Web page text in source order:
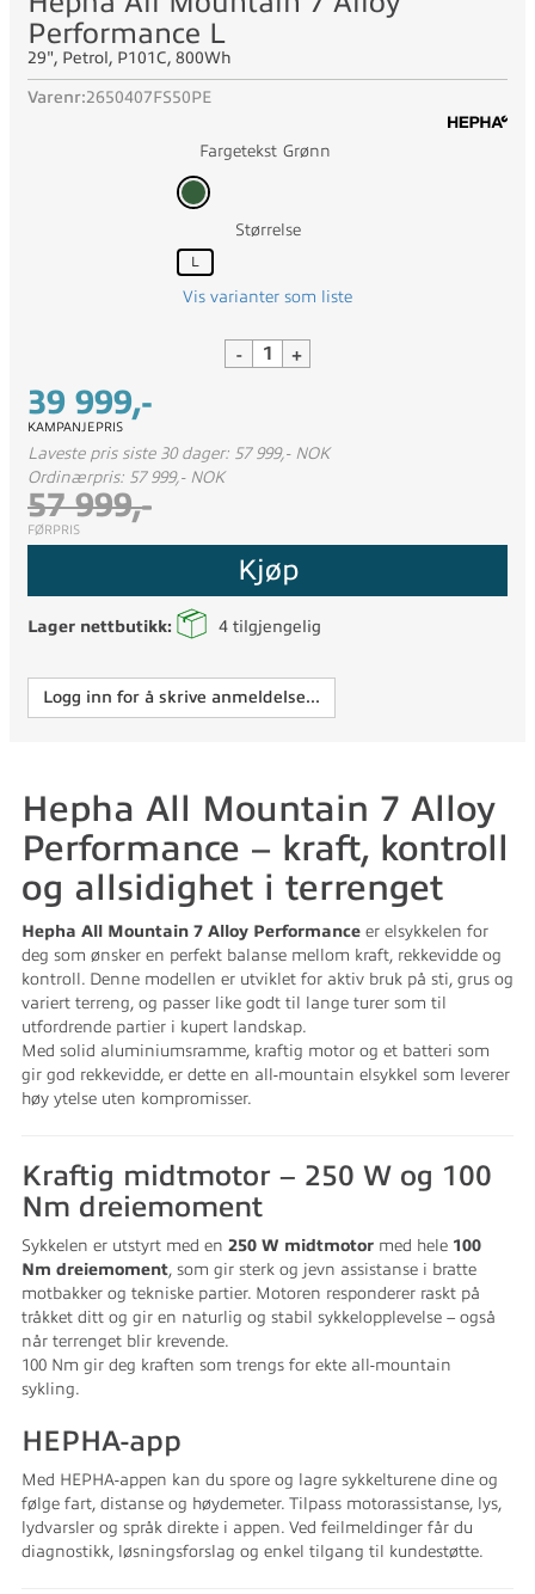
Performance L
29", Petrol, P101C, 800Wh
Logg inn for å skrive anmeldelse...
Varenr:2650407FS50PE
39 999,-
KAMPANJEPRIS
Laveste pris siste 30 dager: 57 999,- NOK
Ordinærpris: 57 999,- NOK
57 999,-
FØRPRIS
Fargetekst Grønn
Størrelse
L
Vis varianter som liste
- +
Kjøp
Lager nettbutikk: 4 tilgjengelig
Hepha All Mountain 7 Alloy
Performance – kraft, kontroll
og allsidighet i terrenget
Hepha All Mountain 7 Alloy Performance er elsykkelen for
deg som ønsker en perfekt balanse mellom kraft, rekkevidde og
kontroll. Denne modellen er utviklet for aktiv bruk på sti, grus og
variert terreng, og passer like godt til lange turer som til
utfordrende partier i kupert landskap.
Med solid aluminiumsramme, kraftig motor og et batteri som
gir god rekkevidde, er dette en all-mountain elsykkel som leverer
høy ytelse uten kompromisser.
Kraftig midtmotor – 250 W og 100
Nm dreiemoment
Sykkelen er utstyrt med en 250 W midtmotor med hele 100
Nm dreiemoment, som gir sterk og jevn assistanse i bratte
motbakker og tekniske partier. Motoren responderer raskt på
tråkket ditt og gir en naturlig og stabil sykkelopplevelse – også
når terrenget blir krevende.
100 Nm gir deg kraften som trengs for ekte all-mountain
sykling.
HEPHA-app
Med HEPHA-appen kan du spore og lagre sykkelturene dine og
følge fart, distanse og høydemeter. Tilpass motorassistanse, lys,
lydvarsler og språk direkte i appen. Ved feilmeldinger får du
diagnostikk, løsningsforslag og enkel tilgang til kundestøtte.